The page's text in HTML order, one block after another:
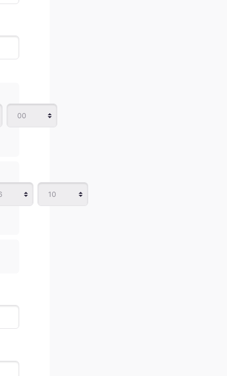
Minuto
Minuto